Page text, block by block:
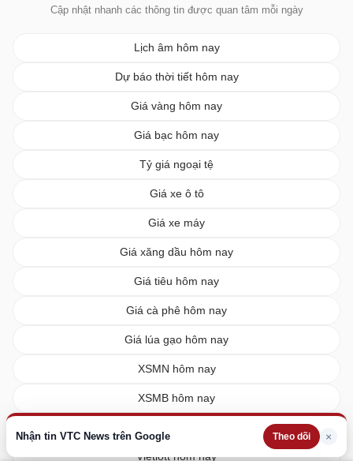
Nhận tin VTC News trên Google Theo dõi ×
Cập nhật nhanh các thông tin được quan tâm mỗi ngày
Lịch âm hôm nay
Dự báo thời tiết hôm nay
Giá vàng hôm nay
Giá bạc hôm nay
Tỷ giá ngoại tệ
Giá xe ô tô
Giá xe máy
Giá xăng dầu hôm nay
Giá tiêu hôm nay
Giá cà phê hôm nay
Giá lúa gạo hôm nay
XSMN hôm nay
XSMB hôm nay
Vietlott hôm nay